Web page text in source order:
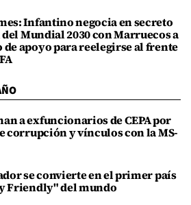
Infantino negocia en secreto
Mundial 2030 con Marruecos a
de apoyo para reelegirse al frente
a exfuncionarios de CEPA por
corrupción y vínculos con la MS-
se convierte en el primer país
Friendly" del mundo